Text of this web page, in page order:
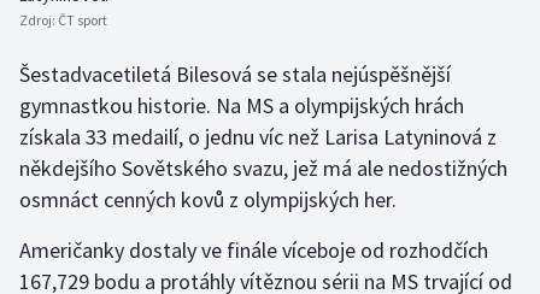
Judo
Krasobruslení
Lezení
Lyže a snowboard
Moderní pětiboj
Zdroj: ČT sport
Šestadvacetiletá Bilesová se stala nejúspěšnější
gymnastkou historie. Na MS a olympijských hrách
získala 33 medailí, o jednu víc než Larisa Latyninová z
někdejšího Sovětského svazu, jež má ale nedostižných
osmnáct cenných kovů z olympijských her.
Američanky dostaly ve finále víceboje od rozhodčích
167,729 bodu a protáhly vítěznou sérii na MS trvající od